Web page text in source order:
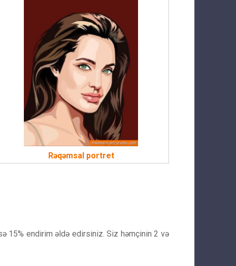
Rəqəmsal portret
15% endirim əldə edirsiniz. Siz həmçinin 2 və